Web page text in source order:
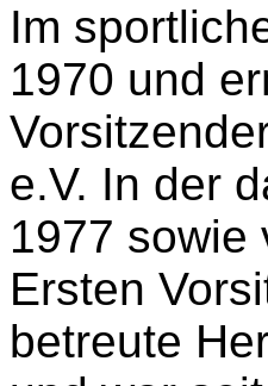
Im
1970 und
e.V. In der
1977 sowie
Ersten
betreute